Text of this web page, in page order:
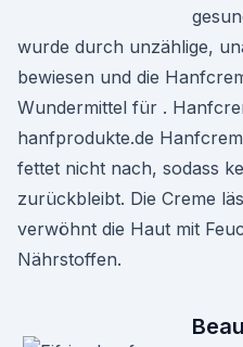
wurde durch unzählige,
bewiesen und die
Wundermittel für .
hanfprodukte.de
fettet nicht nach, sodass
zurückbleibt. Die Creme
verwöhnt die Haut mit
Nährstoffen.